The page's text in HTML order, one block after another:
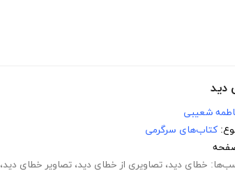
دید
شعیبی
کتاب‌های سرگرمی
خطای دید، تصاویری از خطای دید، تصاویر خطای دید،